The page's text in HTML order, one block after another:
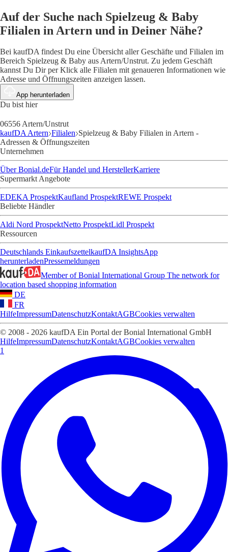
Auf der Suche nach Spielzeug & Baby
Filialen in Artern und in Deiner Nähe?
Bei kaufDA findest Du eine Übersicht aller Geschäfte und Filialen im
Bereich Spielzeug & Baby aus Artern/Unstrut. Zu jedem Geschäft
kannst Du Dir per Klick alle Filialen mit genaueren Informationen wie
Adresse und Öffnungszeiten anzeigen lassen.
App herunterladen
Du bist hier
06556 Artern/Unstrut
kaufDA Artern Filialen Spielzeug & Baby Filialen in Artern -
Adressen & Öffnungszeiten
Unternehmen
Über Bonial.deFür Handel und HerstellerKarriere
Supermarkt Angebote
EDEKA ProspektKaufland ProspektREWE Prospekt
Beliebte Händler
Aldi Nord ProspektNetto ProspektLidl Prospekt
Ressourcen
Deutschlands EinkaufszettelkaufDA InsightsApp
herunterladenPressemeldungen
Member of Bonial International Group The network for
location based shopping information
DE
FR
HilfeImpressumDatenschutzKontaktAGBCookies verwalten
© 2008 - 2026 kaufDA Ein Portal der Bonial International GmbH
HilfeImpressumDatenschutzKontaktAGBCookies verwalten
1